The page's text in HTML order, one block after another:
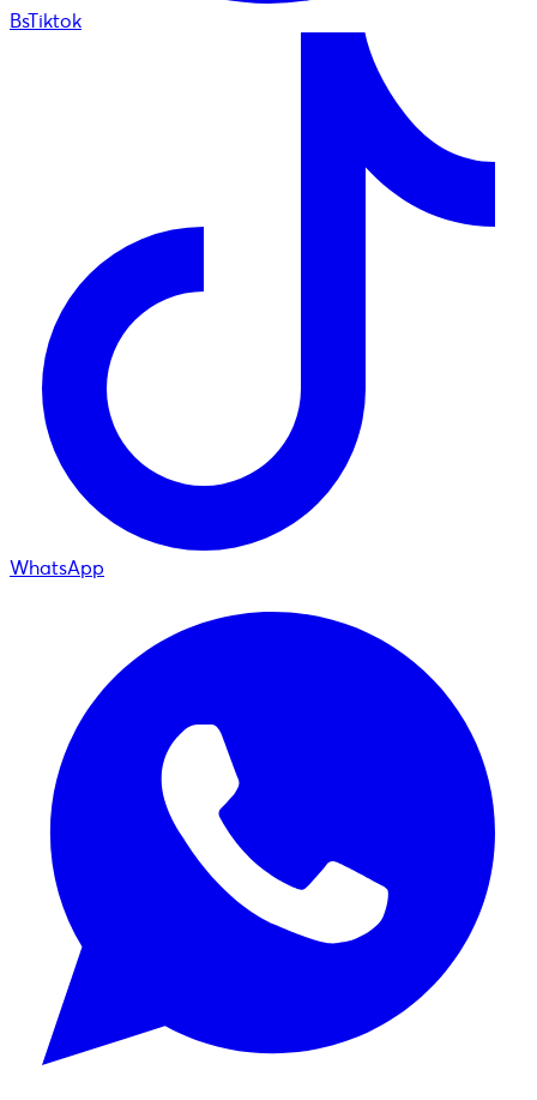
BsTiktok
WhatsApp